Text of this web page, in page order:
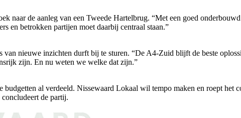
naar de aanleg van een Tweede Hartelbrug. “Met een goed
en betrokken partijen moet daarbij centraal staan.”
nieuwe inzichten durft bij te sturen. “De A4-Zuid blijft de beste
zijn. En nu weten we welke dat zijn.”
budgetten al verdeeld. Nissewaard Lokaal wil tempo maken en roept
de partij.